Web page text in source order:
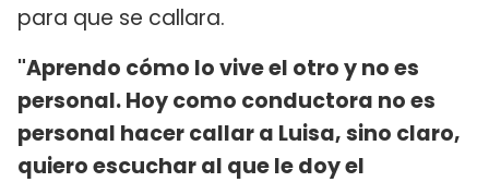
para que se callara.
"Aprendo cómo lo vive el otro y no es
personal. Hoy como conductora no es
personal hacer callar a Luisa, sino claro,
quiero escuchar al que le doy el